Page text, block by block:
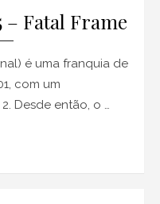
– Fatal Frame
é uma franquia de
com um
Desde então, o …